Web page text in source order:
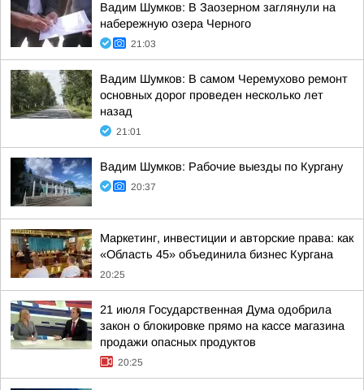
Вадим Шумков: В Заозерном заглянули на
набережную озера Черного
21:03
Вадим Шумков: В самом Черемухово ремонт
основных дорог проведен несколько лет
назад
21:01
Вадим Шумков: Рабочие выезды по Кургану
20:37
Маркетинг, инвестиции и авторские права: как
«Область 45» объединила бизнес Кургана
20:25
21 июля Государственная Дума одобрила
закон о блокировке прямо на кассе магазина
продажи опасных продуктов
20:25